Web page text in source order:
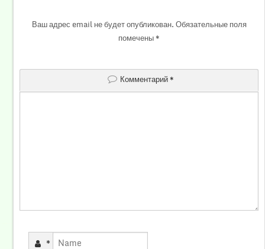
Ваш адрес email не будет опубликован.Обязательные поля
помечены*
Комментарий*
*